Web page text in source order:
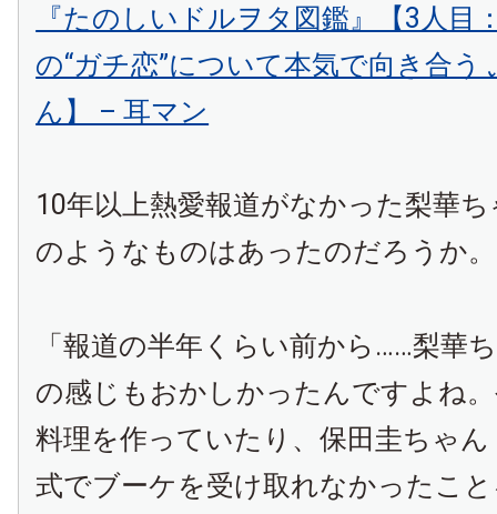
『たのしいドルヲタ図鑑』【3人目
の“ガチ恋”について本気で向き合う
ん】 – 耳マン
10年以上熱愛報道がなかった梨華
のようなものはあったのだろうか。
「報道の半年くらい前から……梨華
の感じもおかしかったんですよね
料理を作っていたり、保田圭ちゃ
式でブーケを受け取れなかったこ